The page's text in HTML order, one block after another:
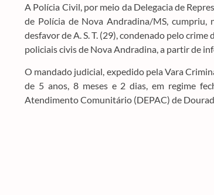
A Polícia Civil, por meio da Delegacia de
de Polícia de Nova Andradina/MS, cumpriu,
desfavor de A. S. T. (29), condenado pelo
policiais civis de Nova Andradina, a partir de
O mandado judicial, expedido pela Vara
de 5 anos, 8 meses e 2 dias, em regime
Atendimento Comunitário (DEPAC) de